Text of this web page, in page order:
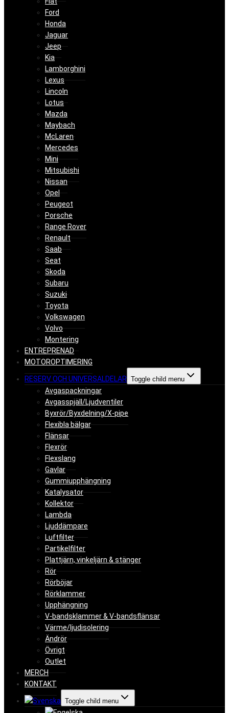
Ford
Honda
Jaguar
Jeep
Kia
Lamborghini
Lexus
Lincoln
Lotus
Mazda
Maybach
McLaren
Mercedes
Mini
Mitsubishi
Nissan
Opel
Peugeot
Porsche
Range Rover
Renault
Saab
Seat
Skoda
Subaru
Suzuki
Toyota
Volkswagen
Volvo
Montering
ENTREPRENAD
MOTOROPTIMERING
RESERV OCH UNIVERSALDELAR Toggle child menu
Avgaspackningar
Avgasspjäll/Ljudventiler
Byxrör/Byxdelning/X-pipe
Flexibla bälgar
Flänsar
Flexrör
Flexslang
Gavlar
Gummiupphängning
Katalysator
Kollektor
Lambda
Ljuddämpare
Luftfilter
Partikelfilter
Plattjärn, vinkeljärn & stänger
Rör
Rörböjar
Rörklammer
Upphängning
V-bandsklammer & V-bandsflänsar
Värme/ljudisolering
Ändrör
Övrigt
Outlet
MERCH
KONTAKT
Toggle child menu